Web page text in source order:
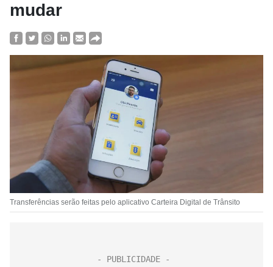
mudar
Transferências serão feitas pelo aplicativo Carteira Digital de Trânsito